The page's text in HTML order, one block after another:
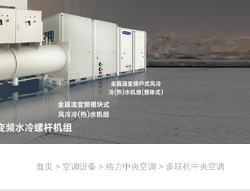
首页> 空调设备 > 格力中央空调 > 多联机中央空调